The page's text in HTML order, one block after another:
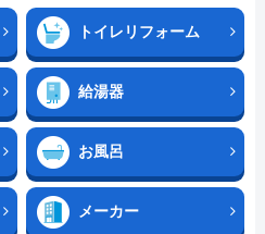
トイレリフォーム
給湯器
お風呂
メーカー